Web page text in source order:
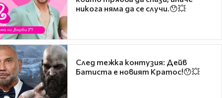
никога няма да се случи.😯💥
След тежка контузия: Дейв
Батиста е новият Кратос!😯💥